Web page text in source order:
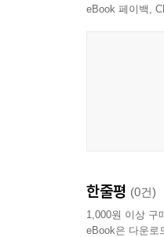
eBook 페이백,
한줄평 (0건)
1,000원 이상 구
eBook은 다운로